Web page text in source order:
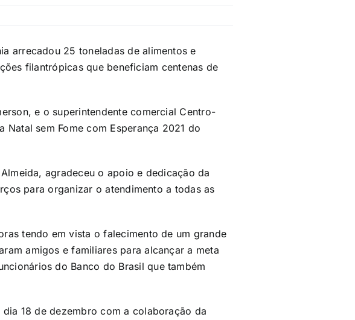
arrecadou 25 toneladas de alimentos e
filantrópicas que beneficiam centenas de
e o superintendente comercial Centro-
Natal sem Fome com Esperança 2021 do
agradeceu o apoio e dedicação da
para organizar o atendimento a todas as
tendo em vista o falecimento de um grande
amigos e familiares para alcançar a meta
do Banco do Brasil que também
18 de dezembro com a colaboração da